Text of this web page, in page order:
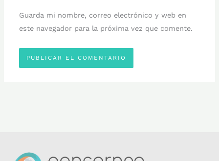
Guarda mi nombre, correo electrónico y web en
este navegador para la próxima vez que comente.